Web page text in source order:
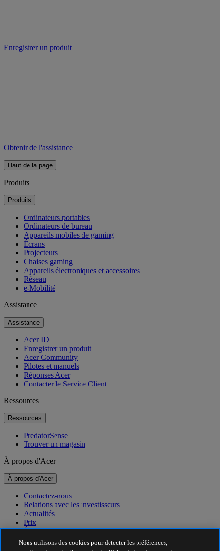
Enregistrer un produit
Obtenir de l'assistance
Haut de la page
Produits
Produits
Ordinateurs portables
Ordinateurs de bureau
Appareils mobiles de gaming
Écrans
Projecteurs
Chaises gaming
Appareils électroniques et accessoires
Réseau
e-Mobilité
Assistance
Assistance
Acer ID
Enregistrer un produit
Acer Community
Pilotes et manuels
Réponses Acer
Contacter le Service Client
Ressources
Ressources
PredatorSense
Trouver un magasin
À propos d'Acer
À propos d'Acer
Contactez-nous
Relations avec les investisseurs
Actualités
Prix
Événements
Développement durable
Nous utilisons des cookies pour détecter les préférences,